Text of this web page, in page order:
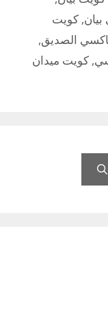
, كويت
الصديق,
, كويت ميدان